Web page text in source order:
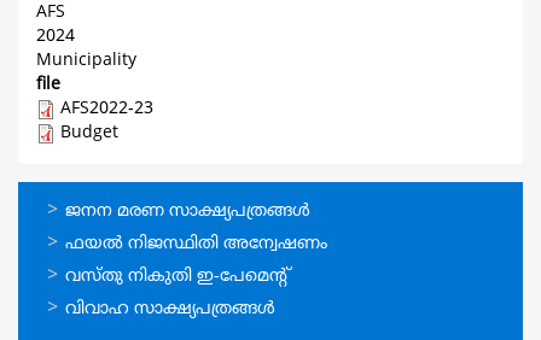
AFS
2024
Municipality
file
AFS2022-23
Budget
ഓണ്‍ലൈന്‍
സേവനങ്ങള്‍
ജനന മരണ സാക്ഷ്യപത്രങ്ങള്‍
ഫയല്‍ നിജസ്ഥിതി അന്വേഷണം
വസ്തു നികുതി ഇ-പേമെന്റ്
വിവാഹ സാക്ഷ്യപത്രങ്ങള്‍